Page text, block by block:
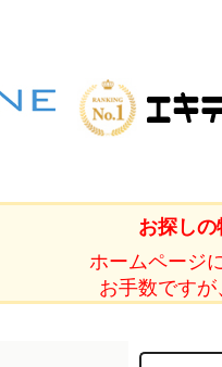
お探しの
ホームページ
お手数ですが